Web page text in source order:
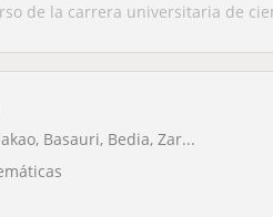
de la carrera universitaria de
Basauri, Bedia, Zar...